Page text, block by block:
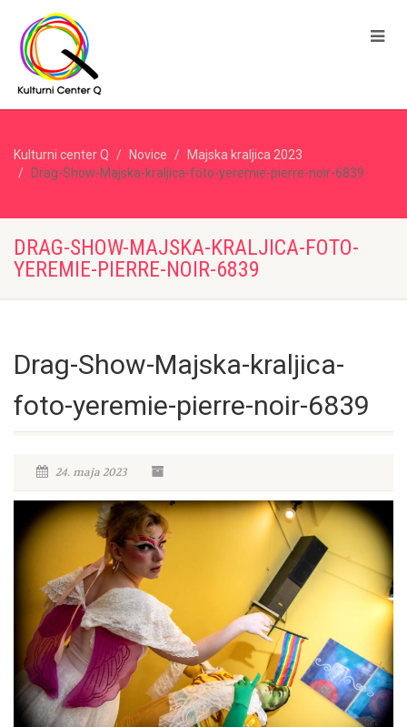
Kulturni center Q Novice
Majska kraljica 2023
Drag-Show-Majska-kraljica-foto-yeremie-pierre-noir-6839
DRAG-SHOW-MAJSKA-KRALJICA-FOTO-
YEREMIE-PIERRE-NOIR-6839
Drag-Show-Majska-kraljica-
foto-yeremie-pierre-noir-6839
24. maja 2023